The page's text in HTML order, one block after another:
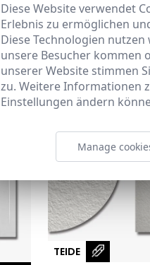
TEIDE
Diese Website verwendet
Erlebnis zu ermöglichen
Diese Technologien
unsere Besucher kommen
unserer Website stimmen
zu. Weitere Informationen
Einstellungen ändern
Manage